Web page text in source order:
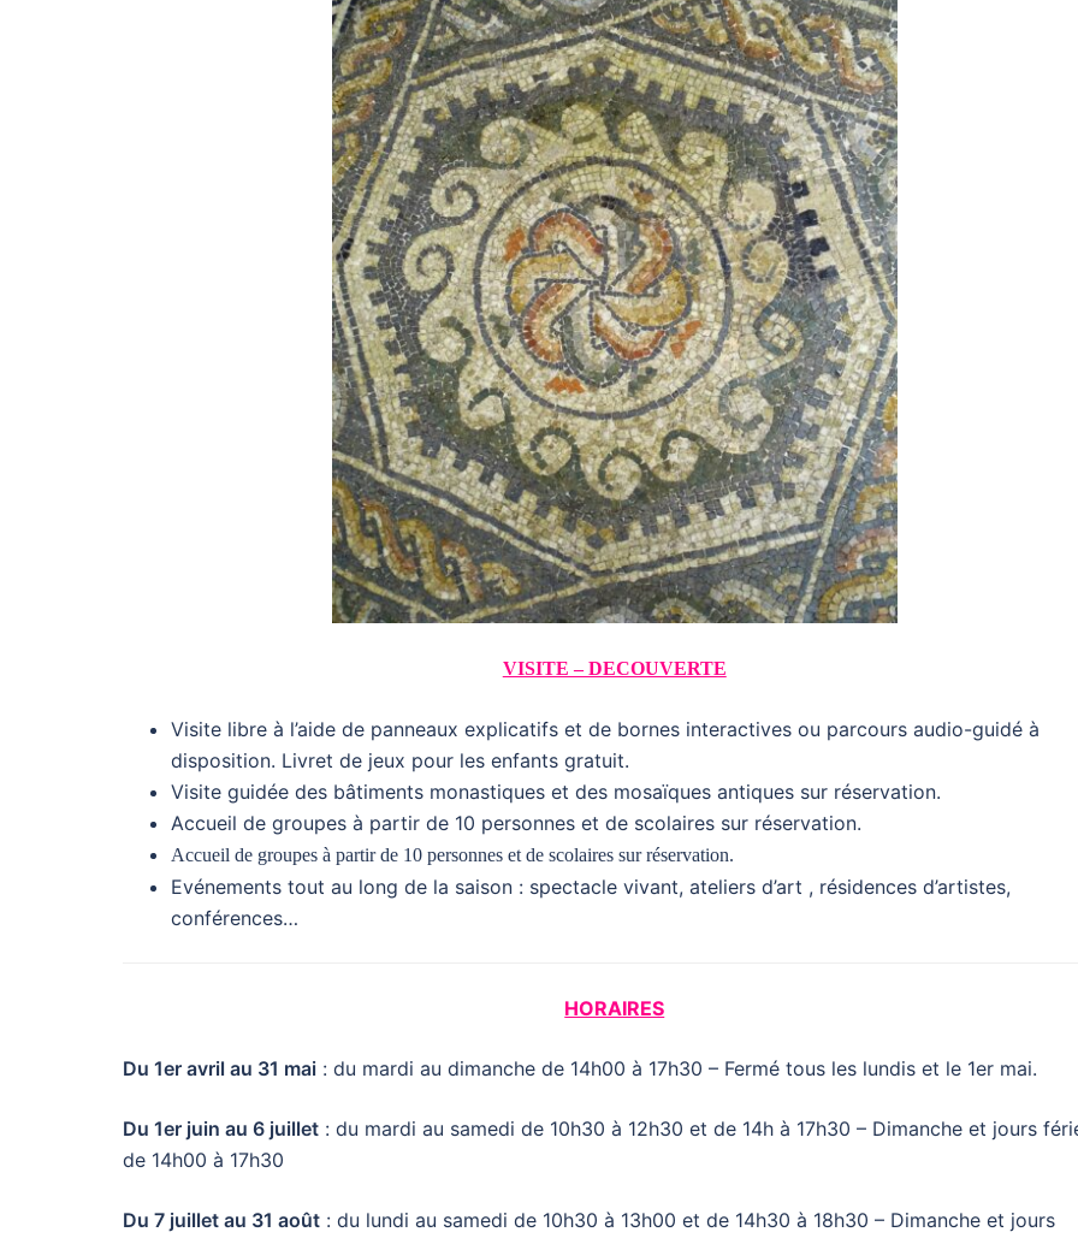
VISITE – DECOUVERTE
Visite libre à l’aide de panneaux explicatifs et de bornes interactives ou parcours audio-guidé à
disposition. Livret de jeux pour les enfants gratuit.
Visite guidée des bâtiments monastiques et des mosaïques antiques sur réservation.
Accueil de groupes à partir de 10 personnes et de scolaires sur réservation.
Accueil de groupes à partir de 10 personnes et de scolaires sur réservation.
Evénements tout au long de la saison : spectacle vivant, ateliers d’art , résidences d’artistes,
conférences…
HORAIRES
Du 1er avril au 31 mai : du mardi au dimanche de 14h00 à 17h30 – Fermé tous les lundis et le 1er mai.
Du 1er juin au 6 juillet : du mardi au samedi de 10h30 à 12h30 et de 14h à 17h30 – Dimanche et jours
de 14h00 à 17h30
Du 7 juillet au 31 août : du lundi au samedi de 10h30 à 13h00 et de 14h30 à 18h30 – Dimanche et jours